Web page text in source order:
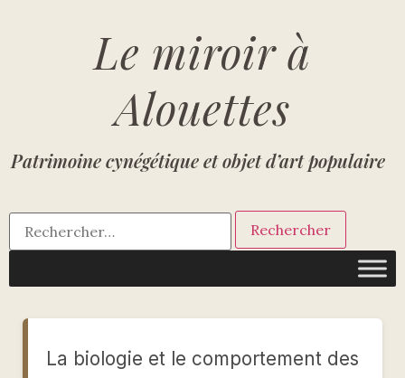
Le miroir à
Alouettes
Patrimoine cynégétique et objet d’art populaire
La biologie et le comportement des